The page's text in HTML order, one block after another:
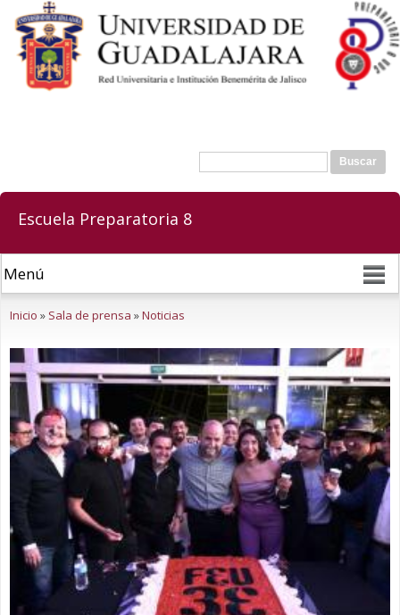
contenido
principal
Formulario de búsqueda
Buscar
Escuela Preparatoria 8
Inicio » Sala de prensa »Noticias